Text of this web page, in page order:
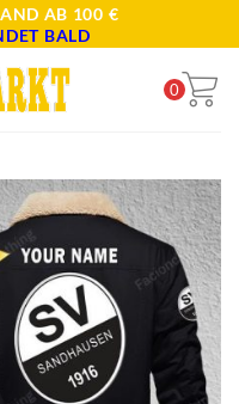
AB 100 €
BALD
0